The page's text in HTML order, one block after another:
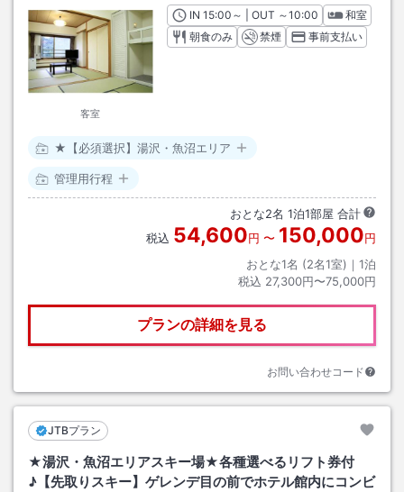
客室
INチェックイン
15:00 ～ | OUT チェックアウト
～10:00
和室
朝食のみ
禁煙 事前支払い
★【必須選択】湯沢・魚沼エリア
管理用行程
おとな2名 1泊1部屋 合計
税込 54,600円 〜 150,000円
おとな1名 (2名1室)｜ 1泊
税込 27,300円〜75,000円
プランの詳細を見る
お問い合わせコード
JTBプラン
★湯沢・魚沼エリアスキー場★各種選べるリフト券付
♪【先取りスキー】ゲレンデ目の前でホテル館内にコンビ